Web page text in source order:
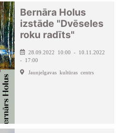
Bernāra Holus
izstāde "Dvēseles
roku radīts"
28.09.2022 10:00 - 10.11.2022
- 17:00
Jaunjelgavas kultūras centrs